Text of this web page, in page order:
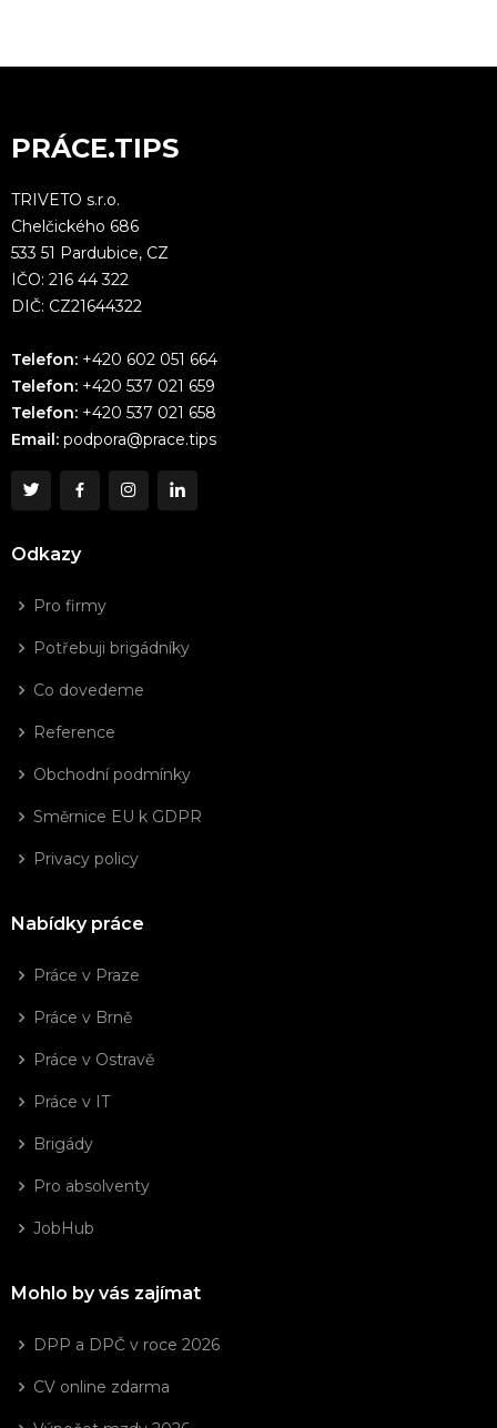
PRÁCE.TIPS
TRIVETO s.r.o.
Chelčického 686
533 51 Pardubice, CZ
IČO: 216 44 322
DIČ: CZ21644322
Telefon: +420 602 051 664
Telefon: +420 537 021 659
Telefon: +420 537 021 658
Email: podpora@prace.tips
Odkazy
Pro firmy
Potřebuji brigádníky
Co dovedeme
Reference
Obchodní podmínky
Směrnice EU k GDPR
Privacy policy
Nabídky práce
Práce v Praze
Práce v Brně
Práce v Ostravě
Práce v IT
Brigády
Pro absolventy
JobHub
Mohlo by vás zajímat
DPP a DPČ v roce 2026
CV online zdarma